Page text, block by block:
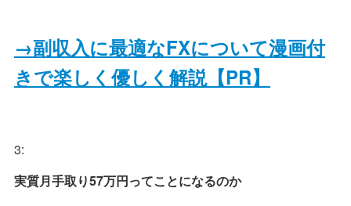
→副収入に最適なFXについて漫画付
きで楽しく優しく解説【PR】
3:
実質月手取り57万円ってことになるのか